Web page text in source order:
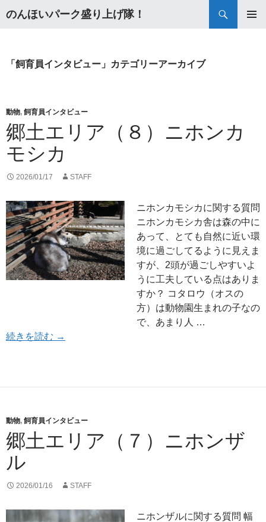
のんほいパーク盛り上げ隊！
索
ン
キ
ッ
プ
「飼育員インタビュー」カテゴリーアーカイブ
動物, 飼育員インタビュー
郷土エリア（８）ニホンカ
モシカ
2026/01/17 STAFF
ニホンカモシカに関する質問
ニホンカモシカ舎は森の中に
あって、とても自然に近い環
境に過ごしてるように見えま
すが、2頭が過ごしやすいよ
うに工夫している点はありま
すか？ コタロウ（オスの
方）は動物園生まれの子なの
で、あまり人 …
続きを読む 郷土エリア（８）ニホンカモシカ
→
動物, 飼育員インタビュー
郷土エリア（７）ニホンザ
ル
2026/01/16 STAFF
ニホンザルに関する質問 幅